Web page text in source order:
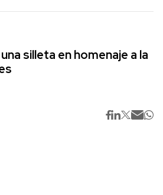
silleta en homenaje a la